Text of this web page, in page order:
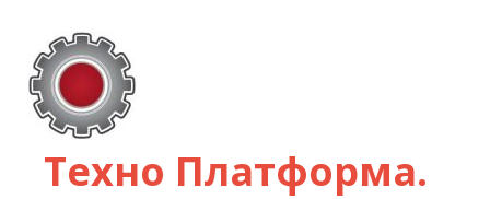
Техно Платформа.